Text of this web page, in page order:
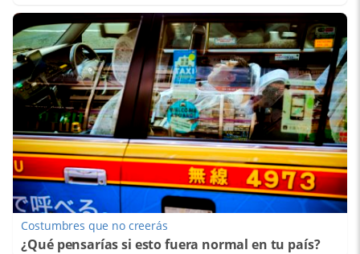
Costumbres que no creerás
¿Qué pensarías si esto fuera normal en tu país?